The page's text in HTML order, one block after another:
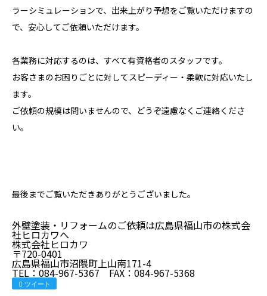
ラーシミュレーションで、出来上がり予想をご覧いただけますの
で、安心してご依頼いただけます。
各業務に対応するのは、すべて有資格者のスタッフです。
お客さまのお困りごとに対してスピーディー・柔軟に対応いたし
ます。
ご依頼の規模は問いませんので、どうぞ遠慮なくご連絡くださ
い。
最後までご覧いただきありがとうございました。
外壁塗装・リフォームのご依頼は広島県福山市の株式会
社ヒロカワへ
株式会社ヒロカワ
〒720-0401
広島県福山市沼隈町上山南171-4
TEL：084-967-5367 FAX：084-967-5368
ツイート